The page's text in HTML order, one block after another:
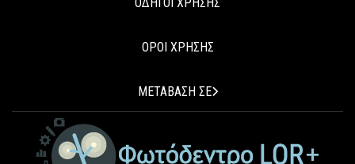
ΟΡΟΙ ΧΡΗΣΗΣ
ΜΕΤΑΒΑΣΗ ΣΕ